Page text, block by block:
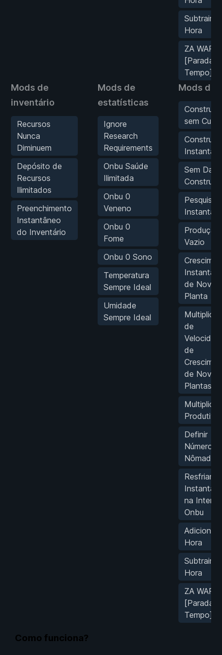
Subtrair 1
Hora
ZA
[Parada
Tempo]
Mods de
inventário
Recursos
Nunca
Diminuem
Depósito de
Recursos
Ilimitados
Preenchimento
Instantâneo
do Inventário
Mods de
estatísticas
Ignore
Research
Requirements
Onbu Saúde
Ilimitada
Onbu 0
Veneno
Onbu 0
Fome
Onbu 0 Sono
Temperatura
Sempre Ideal
Umidade
Sempre Ideal
Mods de
sem
Sem
Pesquisa
Vazio
de Nova
Planta
de
de
de Novas
Plantas
Multiplicar
Definir
Número
Nômades
na
Onbu
Adicionar
Hora
Subtrair 1
Hora
ZA
[Parada
Tempo]
Como funciona?